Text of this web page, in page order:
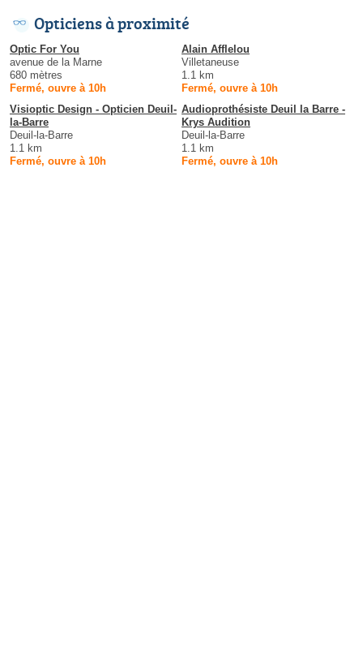
Opticiens à proximité
Optic For You
avenue de la Marne
680 mètres
Fermé, ouvre à 10h
Alain Afflelou
Villetaneuse
1.1 km
Fermé, ouvre à 10h
Visioptic Design - Opticien Deuil-
la-Barre
Deuil-la-Barre
1.1 km
Fermé, ouvre à 10h
Audioprothésiste Deuil la Barre -
Krys Audition
Deuil-la-Barre
1.1 km
Fermé, ouvre à 10h